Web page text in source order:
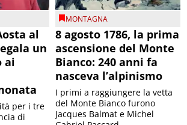
al
un
ai
per i tre
di
MONTAGNA
8 agosto 1786, la prima
ascensione del Monte
Bianco: 240 anni fa
nasceva l’alpinismo
I primi a raggiungere la vetta
del Monte Bianco furono
Jacques Balmat e Michel